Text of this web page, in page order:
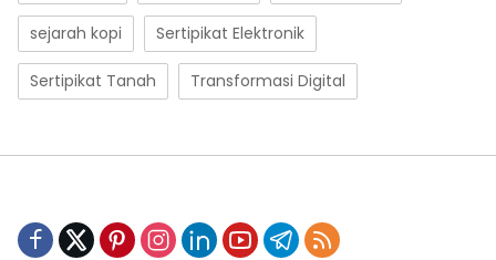
sejarah kopi Sertipikat Elektronik
Sertipikat Tanah Transformasi Digital